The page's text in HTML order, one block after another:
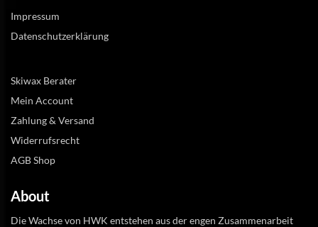
Impressum
Datenschutzerklärung
Skiwax Berater
Mein Account
Zahlung & Versand
Widerrufsrecht
AGB Shop
About
Die Wachse von HWK entstehen aus der engen Zusammenarbeit